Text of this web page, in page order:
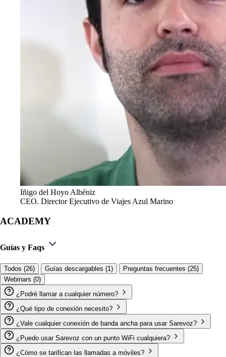
Iñigo del Hoyo Albéniz
CEO. Director Ejecutivo de Viajes Azul Marino
ACADEMY
Guías y Faqs
Todos (26) Guías descargables (1)
Preguntas frecuentes (25)
Webinars (0)
¿Podré llamar a cualquier número?
¿Qué tipo de conexión necesito?
¿Vale cualquier conexión de banda ancha para usar Sarevoz?
¿Puedo usar Sarevoz con un punto WiFi cualquiera?
¿Cómo se tarifican las llamadas a móviles?